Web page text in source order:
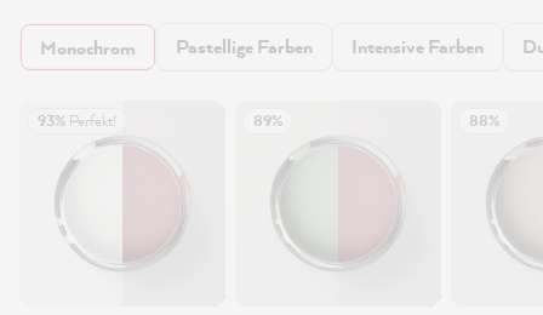
Monochrom Pastellige Farben Intensive Farben
93% Perfekt! 89% 88%